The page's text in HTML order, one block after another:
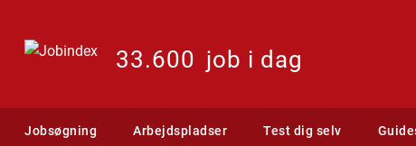
33.600 job i dag
Jobsøgning Arbejdspladser Test dig selv